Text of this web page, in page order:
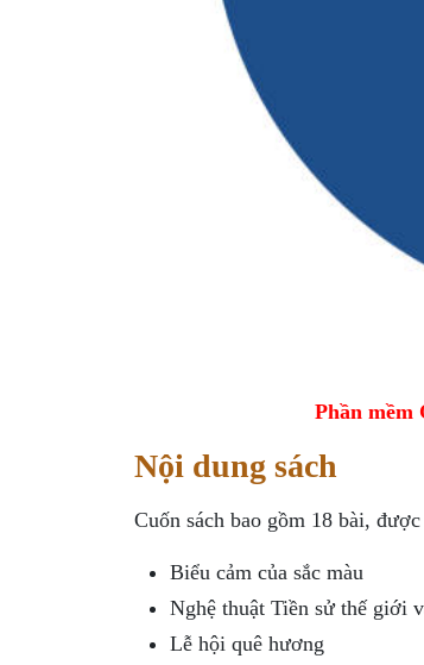
Phần mềm
Nội dung sách
Cuốn sách bao gồm 18 bài,
Biểu cảm của sắc màu
Nghệ thuật Tiền sử thế giới
Lễ hội quê hương